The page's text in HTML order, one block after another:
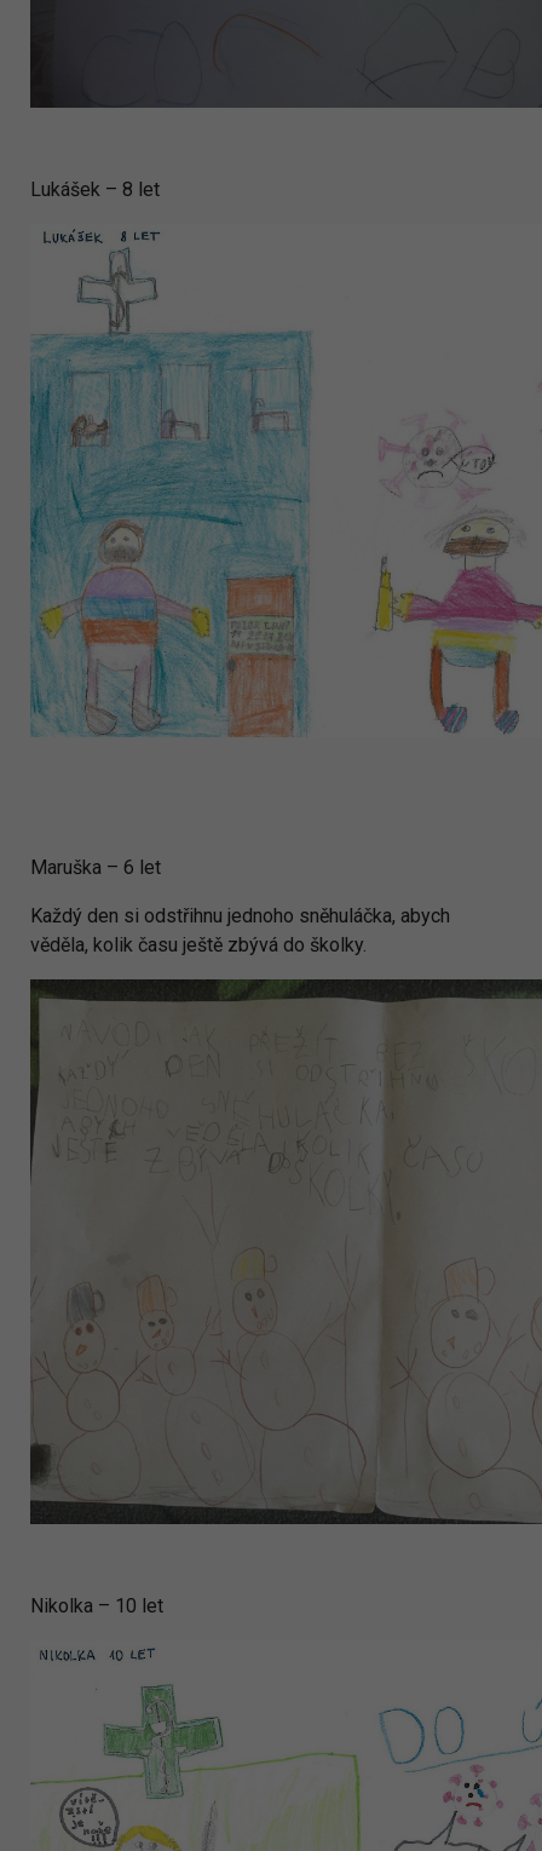
Lukášek – 8 let
Maruška – 6 let
Každý den si odstřihnu jednoho sněhuláčka, abych
věděla, kolik času ještě zbývá do školky.
Nikolka – 10 let